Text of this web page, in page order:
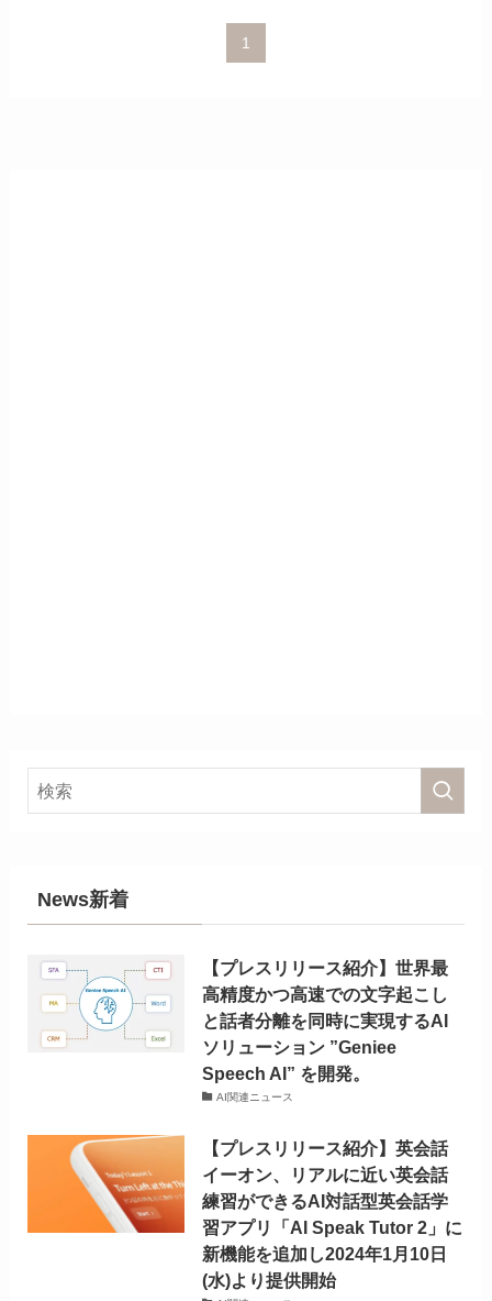
1
News新着
【プレスリリース紹介】世界最
高精度かつ高速での文字起こし
と話者分離を同時に実現するAI
ソリューション ”Geniee
Speech AI” を開発。
AI関連ニュース
【プレスリリース紹介】英会話
イーオン、リアルに近い英会話
練習ができるAI対話型英会話学
習アプリ「AI Speak Tutor 2」に
新機能を追加し2024年1月10日
(水)より提供開始